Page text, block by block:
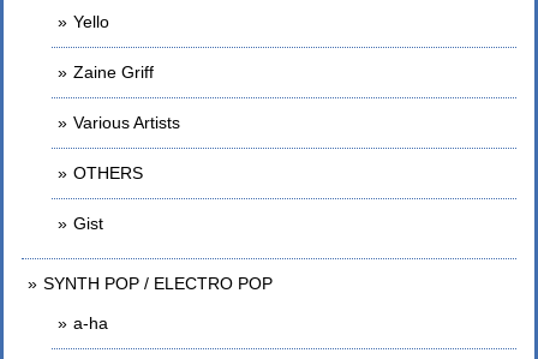
Yello
Zaine Griff
Various Artists
OTHERS
Gist
SYNTH POP / ELECTRO POP
a-ha